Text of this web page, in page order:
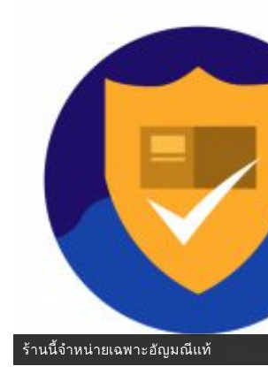
ร้านนี้จำหน่ายเฉพาะอัญมณีแท้